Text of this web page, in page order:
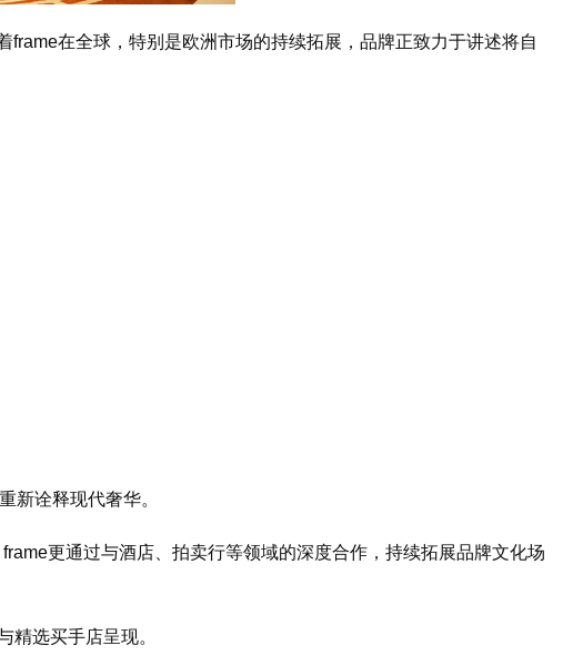
frame在全球，特别是欧洲市场的持续拓展，品牌正致力于讲述将自
新诠释现代奢华。
frame更通过与酒店、拍卖行等领域的深度合作，持续拓展品牌文化场
精选买手店呈现。